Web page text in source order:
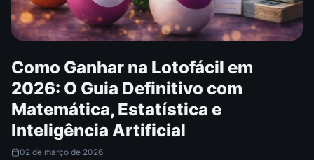
Como Ganhar na Lotofácil em
2026: O Guia Definitivo com
Matemática, Estatística e
Inteligência Artificial
02 de março de 2026